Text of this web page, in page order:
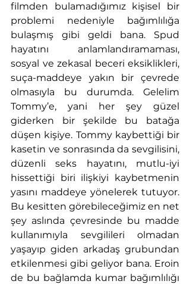
filmden bulamadığımız kişisel bir
problemi nedeniyle bağımlılığa
bulaşmış gibi geldi bana. Spud
hayatını anlamlandıramaması,
sosyal ve zekasal beceri eksiklikleri,
suça-maddeye yakın bir çevrede
olmasıyla bu durumda. Gelelim
Tommy’e, yani her şey güzel
giderken bir şekilde bu batağa
düşen kişiye. Tommy kaybettiği bir
kasetin ve sonrasında da sevgilisini,
düzenli seks hayatını, mutlu-iyi
hissettiği biri ilişkiyi kaybetmenin
yasını maddeye yönelerek tutuyor.
Bu kesitten görebileceğimiz en net
şey aslında çevresinde bu madde
kullanımıyla sevgilileri olmadan
yaşayıp giden arkadaş grubundan
etkilenmesi gibi geliyor bana. Eroin
de bu bağlamda kumar bağımlılığı